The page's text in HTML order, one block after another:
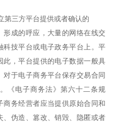
第三方平台提供或者确认的
成的呼应，大量的网络在线交
技平台或电子政务平台上。平
此，平台提供的电子数据一般具
于电子商务平台保存交易合同
《电子商务法》第六十二条规
务经营者应当提供原始合同和
伪造、篡改、销毁、隐匿或者